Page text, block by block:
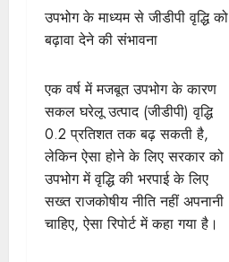
उपभोग के माध्यम से जीडीपी वृद्धि को
बढ़ावा देने की संभावना
एक वर्ष में मजबूत उपभोग के कारण
सकल घरेलू उत्पाद (जीडीपी) वृद्धि
0.2 प्रतिशत तक बढ़ सकती है,
लेकिन ऐसा होने के लिए सरकार को
उपभोग में वृद्धि की भरपाई के लिए
सख्त राजकोषीय नीति नहीं अपनानी
चाहिए, ऐसा रिपोर्ट में कहा गया है।